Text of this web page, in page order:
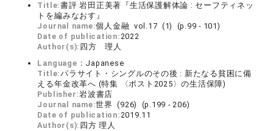
Title:書評 岩田正美著『生活保護解体論 : セーフティネッ
トを編みなおす』
Journal name:個人金融 vol.17 (1) (p.99 - 101)
Date of publication:2022
Author(s): 四方 理人
Language： Japanese
Title:パラサイト・シングルのその後 : 新たなる貧困に備
える年金改革へ (特集 〈ポスト2025〉の生活保障)
Publisher:岩波書店
Journal name:世界 (926) (p.199 - 206)
Date of publication:2019.11
Author(s): 四方 理人